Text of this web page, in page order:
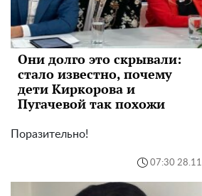
Они долго это скрывали:
стало известно, почему
дети Киркорова и
Пугачевой так похожи
Поразительно!
07:30 28.11